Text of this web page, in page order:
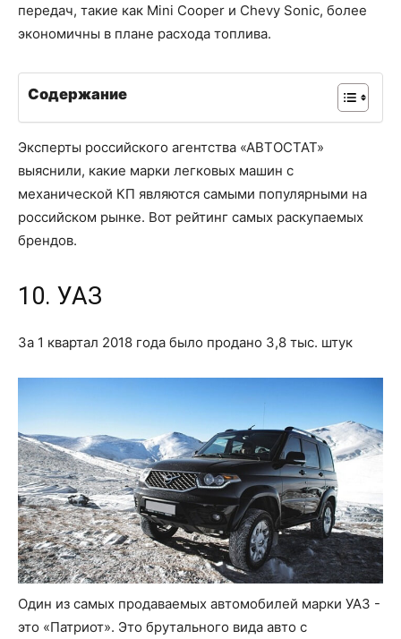
передач, такие как Mini Cooper и Chevy Sonic, более
экономичны в плане расхода топлива.
Содержание
Эксперты российского агентства «АВТОСТАТ»
выяснили, какие марки легковых машин с
механической КП являются самыми популярными на
российском рынке. Вот рейтинг самых раскупаемых
брендов.
10. УАЗ
За 1 квартал 2018 года было продано 3,8 тыс. штук
Один из самых продаваемых автомобилей марки УАЗ -
это «Патриот». Это брутального вида авто с